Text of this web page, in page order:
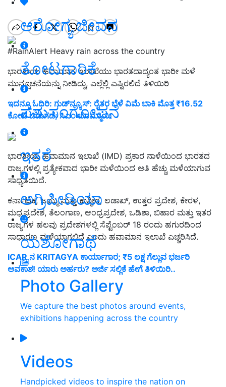
ಆರೋಗ್ಯ ಜೀವನ
ತೋಟಗಾರಿಕೆ
ಪಶುಸಂಗೋಪನೆ
ಇತರೆ
ಅಗ್ರಿಪೀಡಿಯಾ
ಯಶೋಗಾಥೆ
Photo Gallery
We capture the best photos around events,
exhibitions happening across the country
Videos
Handpicked videos to inspire the nation on
#RainAlert Heavy rain across the country
ಭಾರತೀಯ ಹವಾಮಾನ ಇಲಾಖೆಯು ಭಾರತದಾದ್ಯಂತ ಭಾರೀ ಮಳೆ
ಮುನ್ಸೂಚನೆಯನ್ನು ನೀಡಿದ್ದು, ಎಲ್ಲೆಲ್ಲಿ ಎಷ್ಟಿರಲಿದೆ ತಿಳಿಯಿರಿ
ಇದನ್ನೂ ಓದಿರಿ: ಗುಡ್‌ನ್ಯೂಸ್‌: ರೈತರ ಬೆಳೆ ವಿಮೆ ಬಾಕಿ ಮೊತ್ತ ₹16.52
ಕೋಟಿ ಬಿಡುಗಡೆ; ಸಿಎಂ ಬೊಮ್ಮಾಯಿ
ಭಾರತೀಯ ಹವಾಮಾನ ಇಲಾಖೆ (IMD) ಪ್ರಕಾರ ನಾಳೆಯಿಂದ ಭಾರತದ
ರಾಜ್ಯಗಳಲ್ಲಿ ಪ್ರತ್ಯೇಕವಾದ ಭಾರೀ ಮಳೆಯಿಂದ ಅತಿ ಹೆಚ್ಚು ಮಳೆಯಾಗುವ
ಸಾಧ್ಯತೆಯಿದೆ.
ಕರ್ನಾಟಕ, ಜಮ್ಮು ಮತ್ತು ಕಾಶ್ಮೀರ, ಲಡಾಖ್, ಉತ್ತರ ಪ್ರದೇಶ, ಕೇರಳ,
ಮಧ್ಯಪ್ರದೇಶ, ತೆಲಂಗಾಣ, ಆಂಧ್ರಪ್ರದೇಶ, ಒಡಿಶಾ, ಬಿಹಾರ ಮತ್ತು ಇತರ
ರಾಜ್ಯಗಳ ಹಲವು ಪ್ರದೇಶಗಳಲ್ಲಿ ಸೆಪ್ಟೆಂಬರ್ 18 ರಂದು ಹಗುರದಿಂದ
ಸಾಧಾರಣ ಮಳೆಯಾಗಲಿದೆ ಎಂದು ಹವಾಮಾನ ಇಲಾಖೆ ಎಚ್ಚರಿಸಿದೆ.
ICAR ನ KRITAGYA ಕಾರ್ಯಾಗಾರ; ₹5 ಲಕ್ಷ ಗೆಲ್ಲುವ ಭರ್ಜರಿ
ಅವಕಾಶ! ಯಾರು ಅರ್ಹರು? ಅರ್ಜಿ ಸಲ್ಲಿಕೆ ಹೇಗೆ ತಿಳಿಯಿರಿ..